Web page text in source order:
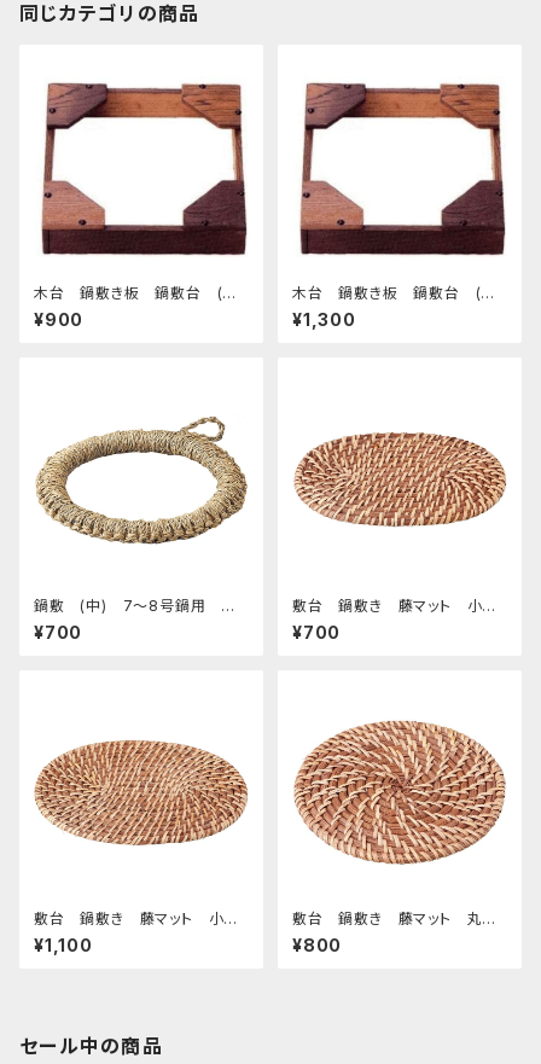
同じカテゴリの商品
木台 鍋敷き板 鍋敷台 (小)
¥900
木台 鍋敷き板 鍋敷台 (大)
¥1,300
鍋敷 (中) 7～8号鍋用 イ
草
¥700
敷台 鍋敷き 藤マット 小
判 20
¥700
敷台 鍋敷き 藤マット 小
判 26
¥1,100
敷台 鍋敷き 藤マット 丸 1
6
¥800
セール中の商品